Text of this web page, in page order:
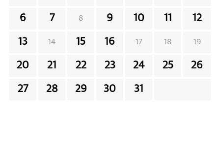
6 7 8 9 10 11 12
13 14 15 16 17 18 19
20 21 22 23 24 25 26
27 28 29 30 31